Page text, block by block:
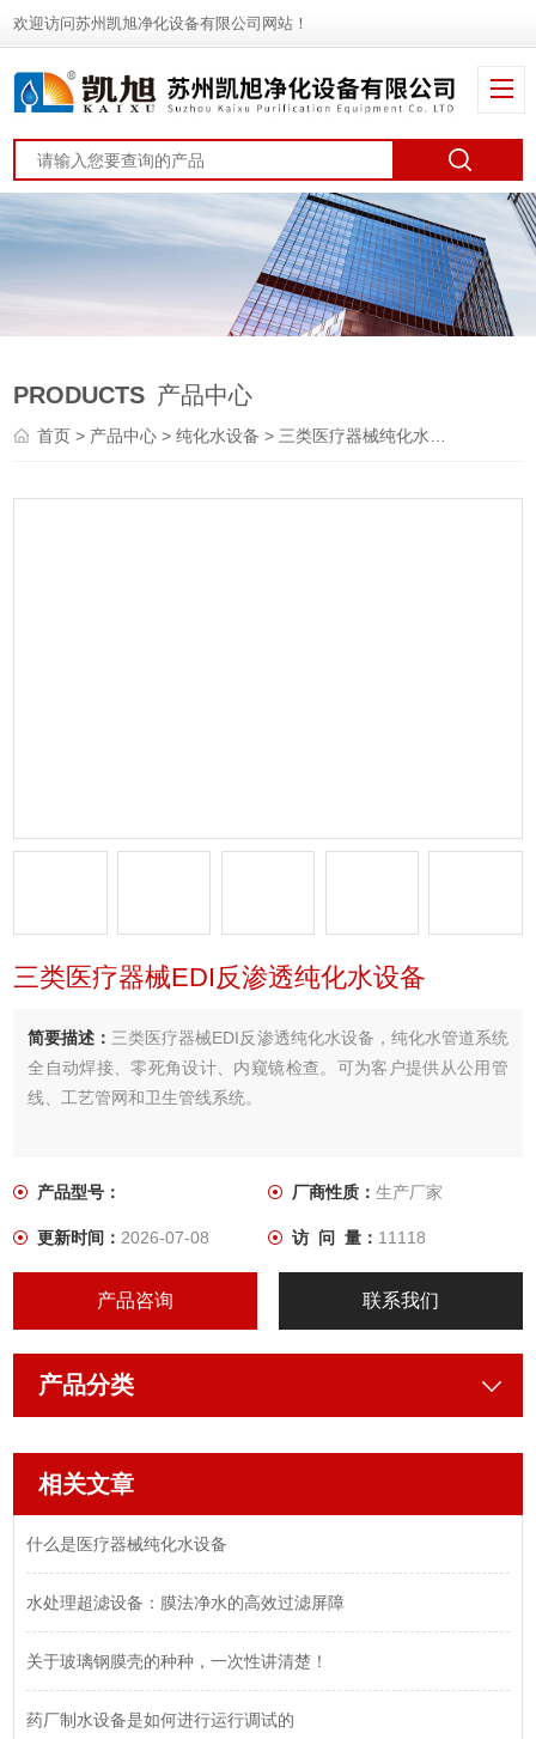
欢迎访问苏州凯旭净化设备有限公司网站！
PRODUCTS 产品中心
首页> 产品中心 >纯化水设备 >三类医疗器械纯化水设备
三类医疗器械EDI反渗透纯化水设备
简要描述： 三类医疗器械EDI反渗透纯化水设备，纯化水管道系统
全自动焊接、零死角设计、内窥镜检查。可为客户提供从公用管
线、工艺管网和卫生管线系统。
产品型号： 厂商性质： 生产厂家
更新时间：2026-07-08 访 问 量： 11118
产品咨询 联系我们
产品分类
相关文章
什么是医疗器械纯化水设备
水处理超滤设备：膜法净水的高效过滤屏障
关于玻璃钢膜壳的种种，一次性讲清楚！
药厂制水设备是如何进行运行调试的